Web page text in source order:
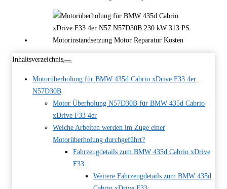
Inhaltsverzeichnis
Motorüberholung für BMW 435d Cabrio xDrive F33 4er
N57D30B
Motor Überholung N57D30B für BMW 435d Cabrio
xDrive F33 4er
Welche Arbeiten werden im Zuge einer
Motorüberholung durchgeführt?
Fahrzeugdetails zum BMW 435d Cabrio xDrive
F33:
Weitere Fahrzeugdetails zum BMW 435d